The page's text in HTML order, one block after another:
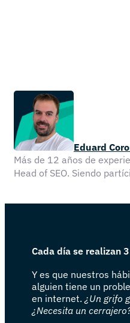
Eduard
Más de 12 años de
Head of SEO. Siendo
Cada día se realizan
Y es que nuestros
alguien tiene un
en internet. ¿Un grifo
¿Necesita un